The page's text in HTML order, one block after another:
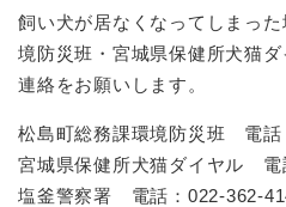
飼い犬が居なくなってしまっ
境防災班・宮城県保健所犬猫
連絡をお願いします。
松島町総務課環境防災班 電話
宮城県保健所犬猫ダイヤル 電
塩釜警察署 電話：022-362-